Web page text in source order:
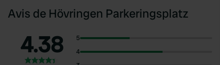
Avis de Hövringen Parkeringsplatz
4.38
5
4